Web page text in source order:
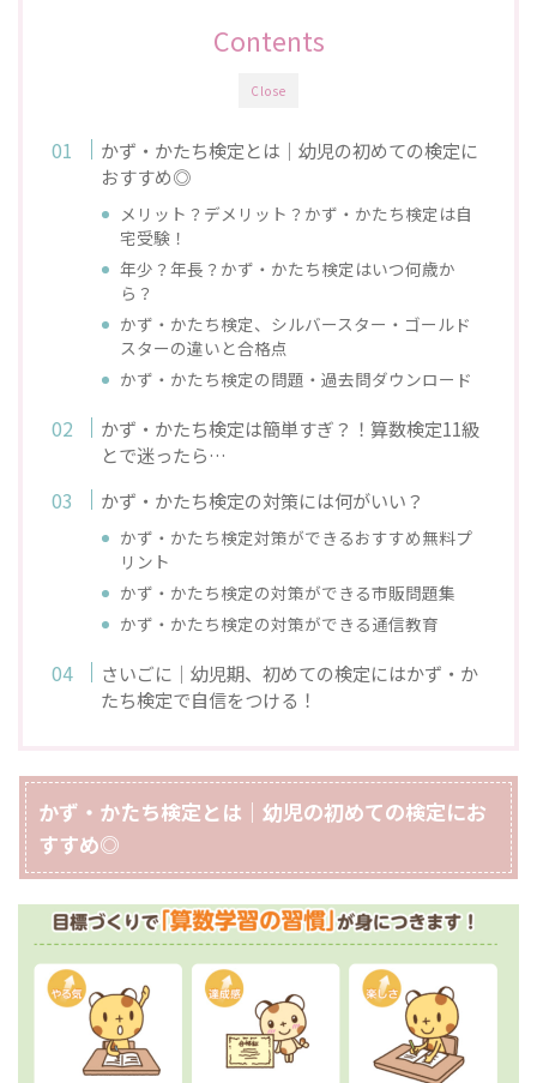
Close
Contents
かず・かたち検定とは｜幼児の初めての検定に
おすすめ◎
メリット？デメリット？かず・かたち検定は自
宅受験！
年少？年長？かず・かたち検定はいつ何歳か
ら？
かず・かたち検定、シルバースター・ゴールド
スターの違いと合格点
かず・かたち検定の問題・過去問ダウンロード
かず・かたち検定は簡単すぎ？！算数検定11級
とで迷ったら…
かず・かたち検定の対策には何がいい？
かず・かたち検定対策ができるおすすめ無料プ
リント
かず・かたち検定の対策ができる市販問題集
かず・かたち検定の対策ができる通信教育
さいごに｜幼児期、初めての検定にはかず・か
たち検定で自信をつける！
かず・かたち検定とは｜幼児の初めての検定にお
すすめ◎